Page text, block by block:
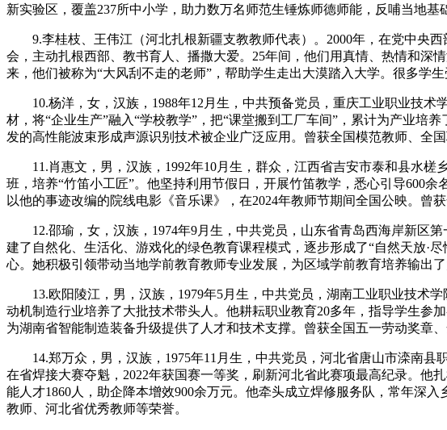
新实验区，覆盖237所中小学，助力数万名师范生锤炼师德师能，反哺当地
9.李桂枝、王伟江（河北扎根新疆支教教师代表）。2000年，在党中央西
会，主动扎根西部、教书育人、播撒大爱。25年间，他们用真情、热情和深
来，他们被称为“大风刮不走的老师”，帮助学生走出大漠踏入大学。很多学
10.杨洋，女，汉族，1988年12月生，中共预备党员，重庆工业职业技术
材，将“企业生产”融入“学校教学”，把“课堂搬到工厂车间”，累计为产业培
发的高性能波束形成声源识别技术被企业广泛应用。曾获全国模范教师、全
11.肖惠文，男，汉族，1992年10月生，群众，江西省吉安市泰和县水槎
班，培养“竹笛小工匠”。他坚持利用节假日，开展竹笛教学，悉心引导600
以他的事迹改编的院线电影《音乐课》，在2024年教师节期间全国公映。曾
12.邵瑜，女，汉族，1974年9月生，中共党员，山东省青岛西海岸新区第
建了自然化、生活化、游戏化的绿色教育课程模式，逐步形成了“自然天放·
心。她积极引领带动当地学前教育教师专业发展，为区域学前教育培养输出
13.欧阳陵江，男，汉族，1979年5月生，中共党员，湖南工业职业技术学
动机制造行业培养了大批技术带头人。他耕耘职业教育20多年，指导学生参
为湖南省智能制造装备升级提供了人才和技术支撑。曾获全国五一劳动奖章
14.郑万众，男，汉族，1975年11月生，中共党员，河北省唐山市滦南县
在省焊接大赛夺魁，2022年获国赛一等奖，刷新河北省此赛项最高纪录。他
能人才1860人，助企降本增效900余万元。他牵头成立焊修服务队，常年深
教师、河北省优秀教师等荣誉。